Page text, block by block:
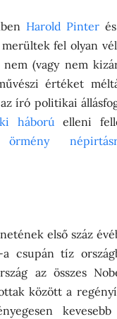
Harold Pinter
merültek fel olyan
(vagy nem
értéket
író politikai
háború elleni
örmény
első száz
a csupán tíz
az összes
között a